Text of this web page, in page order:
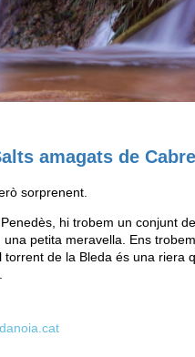
amagats de
sorprenent.
Penedès, hi trobem un conjunt
petita meravella. Ens
torrent de la Bleda és una riera